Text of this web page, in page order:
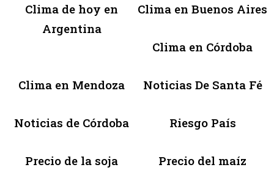
Clima de hoy en
Argentina
Clima en Buenos Aires
Clima en Córdoba
Clima en Mendoza Noticias De Santa Fé
Noticias de Córdoba Riesgo País
Precio de la soja Precio del maíz